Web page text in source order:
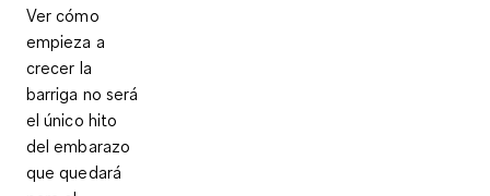
Ver cómo
empieza a
crecer la
barriga no será
el único hito
del embarazo
que quedará